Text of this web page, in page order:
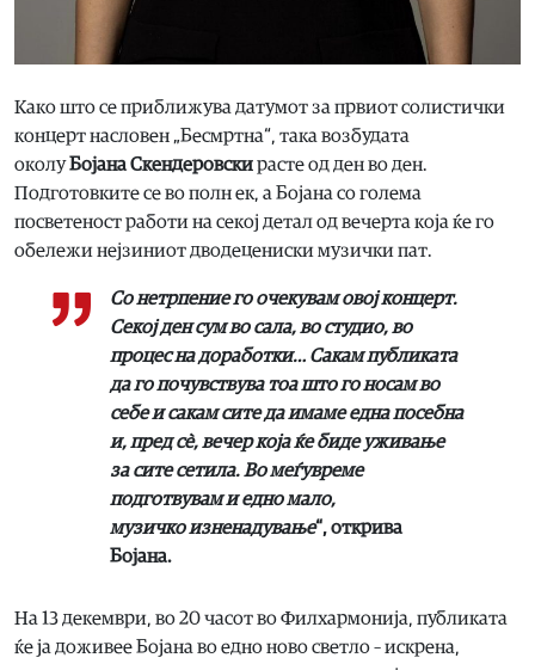
Како што се приближува датумот за првиот солистички
концерт насловен „Бесмртна“, така возбудата
околуБојана Скендеровскирасте од ден во ден.
Подготовките се во полн ек, а Бојана со голема
посветеност работи на секој детал од вечерта која ќе го
обележи нејзиниот дводецениски музички пат.
Со нетрпение го очекувам овој концерт.
Секој ден сум во сала, во студио, во
процес на доработки… Сакам публиката
да го почувствува тоа што го носам во
себе и сакам сите да имаме една посебна
и, пред сѐ, вечер која ќе биде уживање
за сите сетила. Во меѓувреме
подготвувам и едно мало,
музичко изненадување“, открива
Бојана.
На 13 декември, во 20 часот во Филхармонија, публиката
ќе ја доживее Бојана во едно ново светло – искрена,